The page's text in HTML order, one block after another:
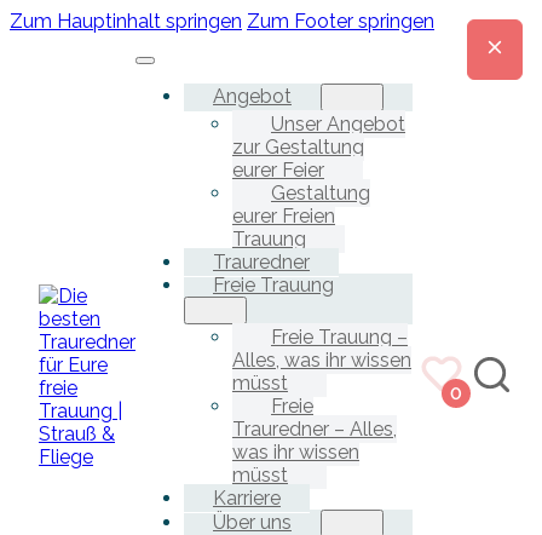
Zum Hauptinhalt springen Zum Footer springen
Angebot
Unser Angebot
zur Gestaltung
eurer Feier
Gestaltung
eurer Freien
Trauung
Trauredner
Freie Trauung
Freie Trauung –
Alles, was ihr wissen
müsst
Freie
Trauredner – Alles,
was ihr wissen
müsst
Karriere
Über uns
0